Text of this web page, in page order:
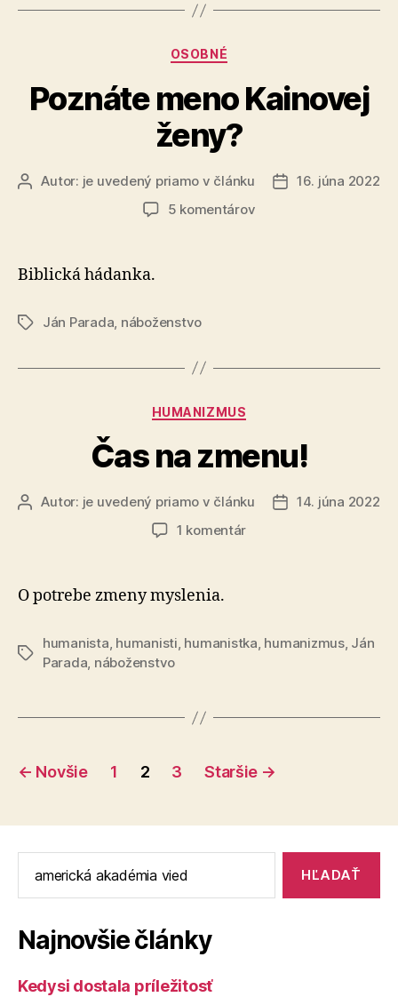
Kategórie
OSOBNÉ
Poznáte meno Kainovej
ženy?
AutorAutor: je uvedený priamo v článku
Dátum
16. júna 2022
5 komentárovna
Biblická hádanka.
ZnačkyJán Parada náboženstvo
Kategórie
HUMANIZMUS
Čas na zmenu!
AutorAutor: je uvedený priamo v článku
Dátum
14. júna 2022
1 komentárna
O potrebe zmeny myslenia.
Značky
humanista, humanisti, humanistka, humanizmus, Ján
Parada, náboženstvo
Stránkovanie
← Novšie 1 2 3 Staršie →
Najnovšie články
Kedysi dostala príležitosť